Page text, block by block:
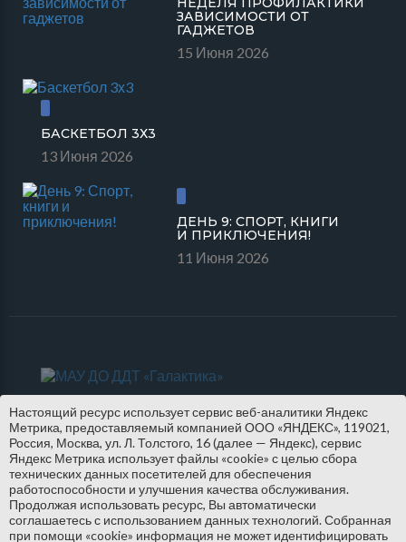
ЗАВИСИМОСТИ ОТ
ГАДЖЕТОВ
15 Июня 2026
БАСКЕТБОЛ 3Х3
13 Июня 2026
ДЕНЬ 9: СПОРТ, КНИГИ
И ПРИКЛЮЧЕНИЯ!
11 Июня 2026
Настоящий ресурс использует сервис веб-аналитики Яндекс
Метрика, предоставляемый компанией ООО «ЯНДЕКС», 119021,
Россия, Москва, ул. Л. Толстого, 16 (далее — Яндекс), сервис
Яндекс Метрика использует файлы «cookie» с целью сбора
технических данных посетителей для обеспечения
работоспособности и улучшения качества обслуживания.
Продолжая использовать ресурс, Вы автоматически
соглашаетесь с использованием данных технологий. Собранная
при помощи «cookie» информация не может идентифицировать